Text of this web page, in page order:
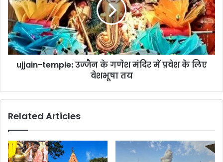
ujjain-temple: उज्जैन के गणेश मंदिर में प्रवेश के लिए
वेशभूषा तय
Related Articles